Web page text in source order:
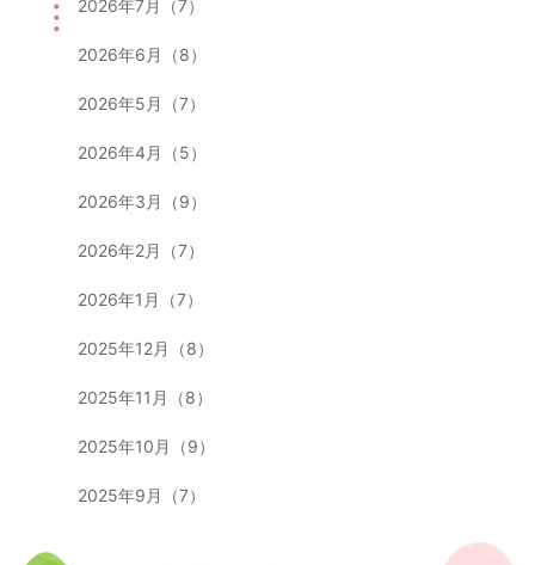
2026年7月（7）
2026年6月（8）
2026年5月（7）
2026年4月（5）
2026年3月（9）
2026年2月（7）
2026年1月（7）
2025年12月（8）
2025年11月（8）
2025年10月（9）
2025年9月（7）